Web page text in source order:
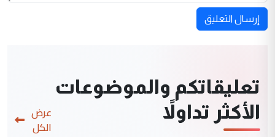
إرسال التعليق
تعليقاتكم والموضوعات
الأكثر تداولاً
عرض
الكل